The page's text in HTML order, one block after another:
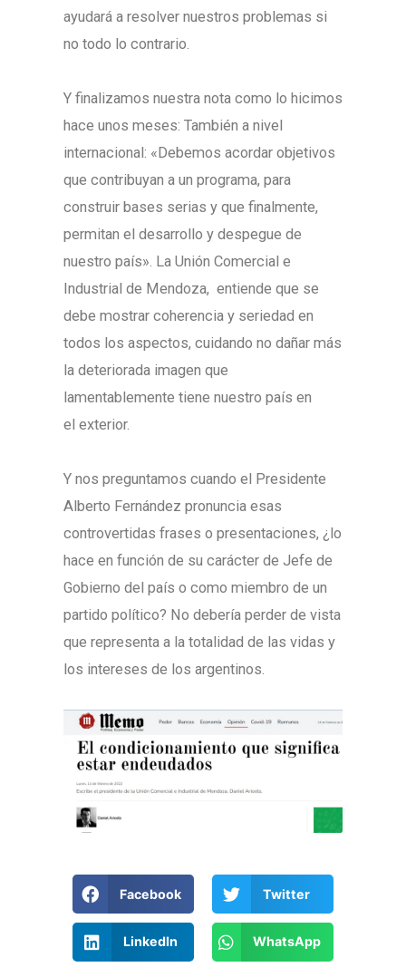
ayudará a resolver nuestros problemas si
no todo lo contrario.
Y finalizamos nuestra nota como lo hicimos
hace unos meses: También a nivel
internacional: «Debemos acordar objetivos
que contribuyan a un programa, para
construir bases serias y que finalmente,
permitan el desarrollo y despegue de
nuestro país». La Unión Comercial e
Industrial de Mendoza, entiende que se
debe mostrar coherencia y seriedad en
todos los aspectos, cuidando no dañar más
la deteriorada imagen que
lamentablemente tiene nuestro país en
el exterior.
Y nos preguntamos cuando el Presidente
Alberto Fernández pronuncia esas
controvertidas frases o presentaciones, ¿lo
hace en función de su carácter de Jefe de
Gobierno del país o como miembro de un
partido político? No debería perder de vista
que representa a la totalidad de las vidas y
los intereses de los argentinos.
Facebook Twitter
LinkedIn WhatsApp